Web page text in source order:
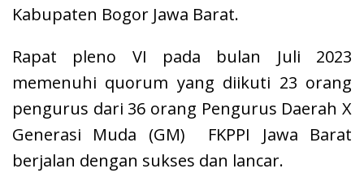
Kabupaten Bogor Jawa Barat.
Rapat pleno VI pada bulan Juli 2023
memenuhi quorum yang diikuti 23 orang
pengurus dari 36 orang Pengurus Daerah X
Generasi Muda (GM) FKPPI Jawa Barat
berjalan dengan sukses dan lancar.